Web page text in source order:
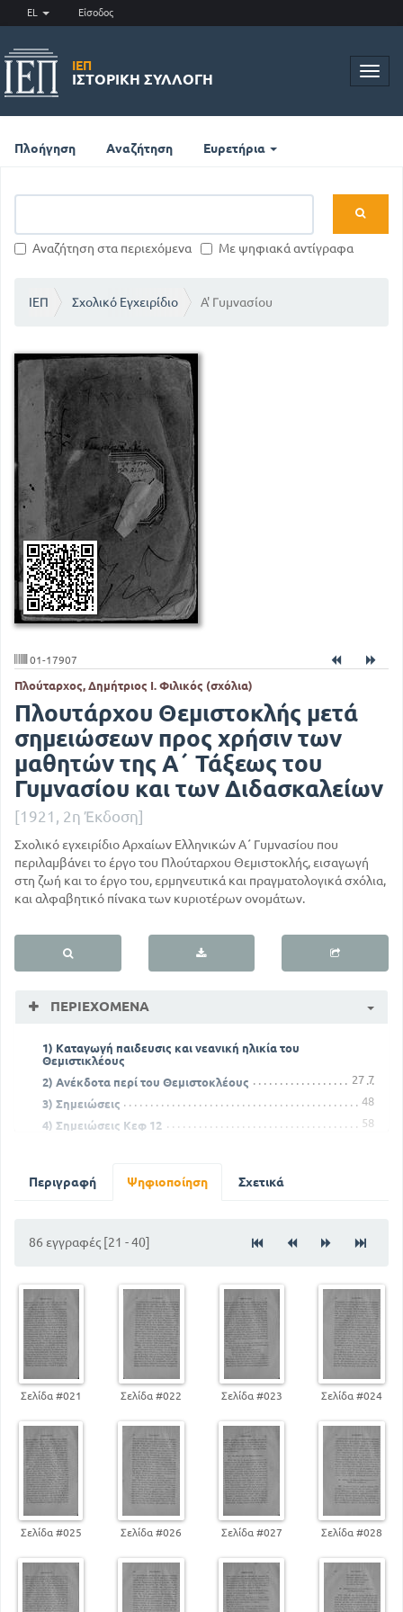
EL Είσοδος
ΙΕΠ
ΙΣΤΟΡΙΚΉ ΣΥΛΛΟΓΉ
Πλοήγηση Αναζήτηση Ευρετήρια
Αναζήτηση στα περιεχόμενα Με ψηφιακά αντίγραφα
ΙΕΠ Σχολικό Εγχειρίδιο Α' Γυμνασίου
01-17907
Πλούταρχος, Δημήτριος Ι. Φιλικός (σχόλια)
Πλουτάρχου Θεμιστοκλής μετά
σημειώσεων προς χρήσιν των
μαθητών της Α΄ Τάξεως του
Γυμνασίου και των Διδασκαλείων
[1921, 2η Έκδοση]
Σχολικό εγχειρίδιο Αρχαίων Ελληνικών Α΄ Γυμνασίου που
περιλαμβάνει το έργο του Πλούταρχου Θεμιστοκλής, εισαγωγή
στη ζωή και το έργο του, ερμηνευτικά και πραγματολογικά σχόλια,
και αλφαβητικό πίνακα των κυριοτέρων ονομάτων.
ΠΕΡΙΕΧΌΜΕΝΑ
1) Καταγωγή παιδευσις και νεανική ηλικία του
Θεμιστικλέους
7
2) Ανέκδοτα περί του Θεμιστοκλέους
27
3) Σημειώσεις
48
4) Σημειώσεις Κεφ 12
58
2) Ανέκδοτα περί του Θεμιστοκλέους
5) Σημειώσεις Κεφ 32
32
Περιγραφή Ψηφιοποίηση Σχετικά
86 εγγραφές [21 - 40]
Σελίδα #021 Σελίδα #022 Σελίδα #023 Σελίδα #024
Σελίδα #025 Σελίδα #026 Σελίδα #027 Σελίδα #028